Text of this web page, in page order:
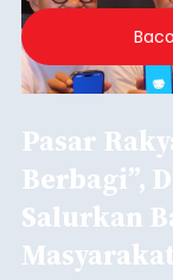
Pasar
Berbagi”,
Salurkan
Masyarakat